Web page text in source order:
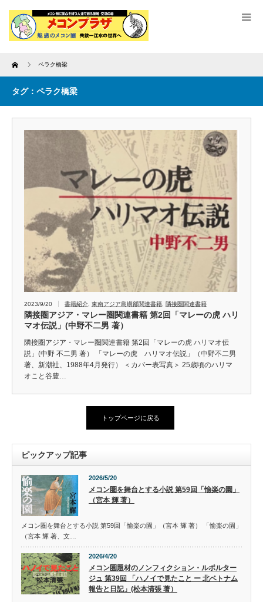
Home ペラク橋梁
タグ：ペラク橋梁
2023/9/20 書籍紹介 東南アジア島嶼部関連書籍 隣接圏関連書籍
隣接圏アジア・マレー圏関連書籍 第2回「マレーの虎 ハリ
マオ伝説」(中野不二男 著）
隣接圏アジア・マレー圏関連書籍 第2回「マレーの虎 ハリマオ伝
説」(中野 不二男 著） 「マレーの虎 ハリマオ伝説」（中野不二男
著、新潮社、1988年4月発行） ＜カバー表写真＞ 25歳頃のハリマ
オこと谷豊…
トップページに戻る
ピックアップ記事
2026/5/20
メコン圏を舞台とする小説 第59回「愉楽の園」
（宮本 輝 著）
メコン圏を舞台とする小説 第59回「愉楽の園」（宮本 輝 著） 「愉楽の園」
（宮本 輝 著、文…
2026/4/20
メコン圏題材のノンフィクション・ルポルター
ジュ 第39回 「ハノイで見たこと ー 北ベトナム
報告と日記」(松本清張 著）